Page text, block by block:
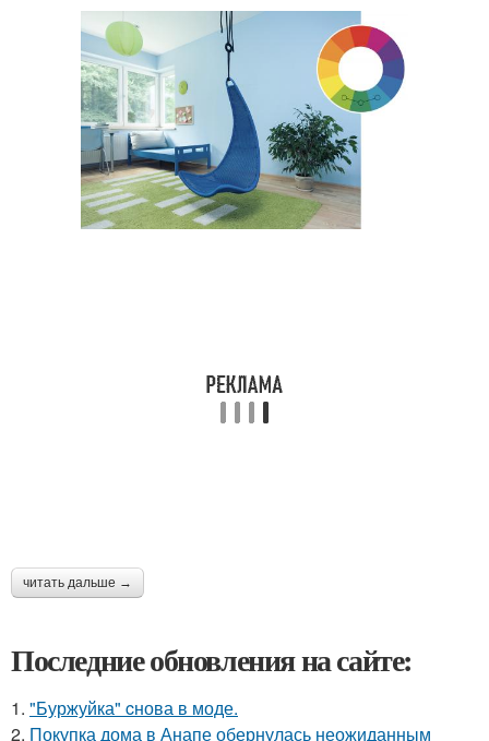
читать дальше →
Последние обновления на сайте:
1. "Буржуйка" cнова в моде.
2. Покупка дома в Анапе обернулась неожиданным